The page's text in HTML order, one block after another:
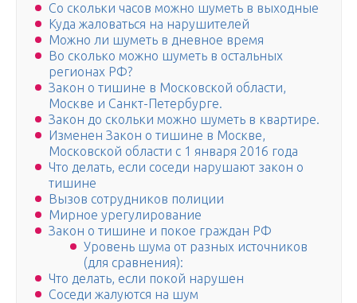
Со скольки часов можно шуметь в выходные
Куда жаловаться на нарушителей
Можно ли шуметь в дневное время
Во сколько можно шуметь в остальных
регионах РФ?
Закон о тишине в Московской области,
Москве и Санкт-Петербурге.
Закон до скольки можно шуметь в квартире.
Изменен Закон о тишине в Москве,
Московской области с 1 января 2016 года
Что делать, если соседи нарушают закон о
тишине
Вызов сотрудников полиции
Мирное урегулирование
Закон о тишине и покое граждан РФ
Уровень шума от разных источников
(для сравнения):
Что делать, если покой нарушен
Соседи жалуются на шум